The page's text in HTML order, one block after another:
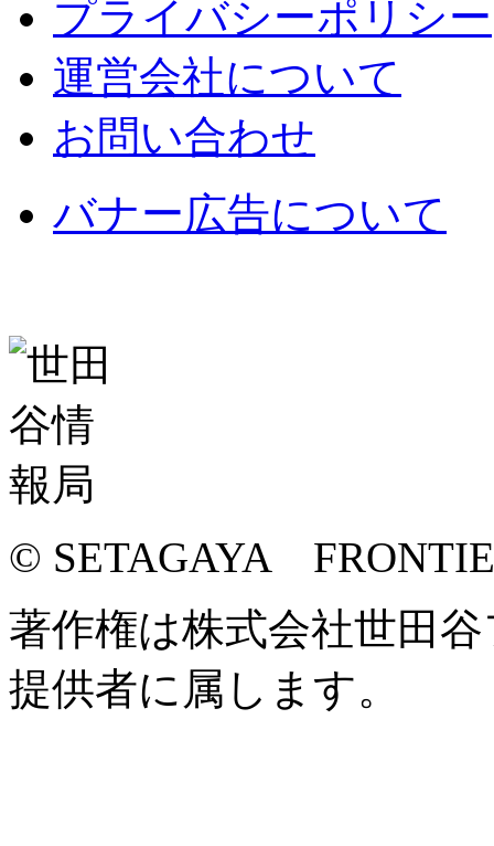
プライバシーポリシー
運営会社について
お問い合わせ
バナー広告について
© SETAGAYA
著作権は株式会社世田
提供者に属します。